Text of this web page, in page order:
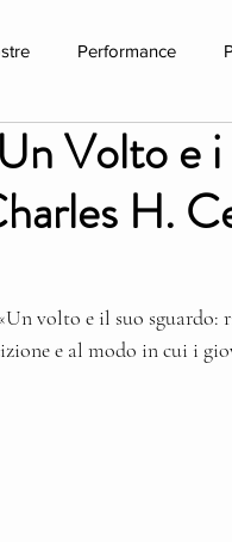
Performance
Volto e
H.
volto e il suo
e al modo in cui i